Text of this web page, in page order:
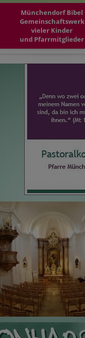
Münchendorf Bibel
Gemeinschaftswerk
vieler Kinder
und Pfarrmitglieder